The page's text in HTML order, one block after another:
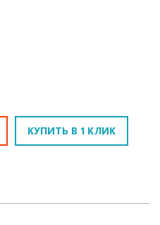
КУПИТЬ В 1 КЛИК